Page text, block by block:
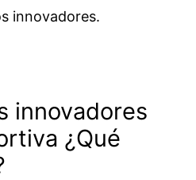
innovadores.
innovadores
¿Qué